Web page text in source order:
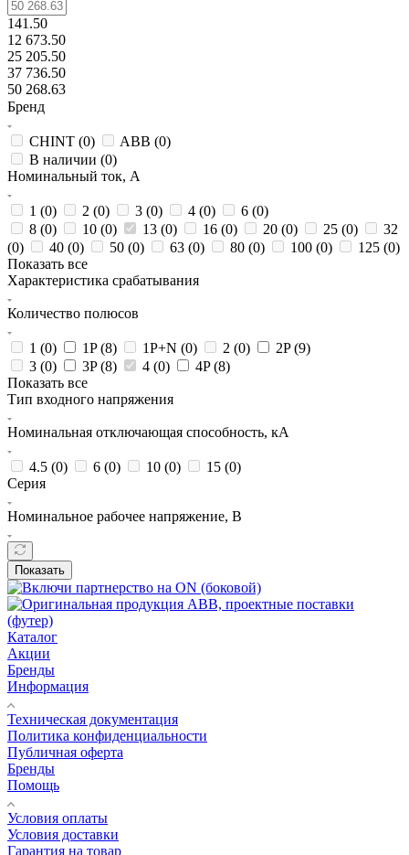
141.50
12 673.50
25 205.50
37 736.50
50 268.63
Бренд
CHINT (0) ABB (0)
В наличии (0)
Номинальный ток, А
1 (0) 2 (0) 3 (0) 4 (0) 6 (0)
8 (0) 10 (0) 13 (0) 16 (0) 20 (0) 25 (0)
32
(0) 40 (0) 50 (0) 63 (0) 80 (0) 100 (0) 125 (0)
Показать все
Характеристика срабатывания
Количество полюсов
1 (0) 1P (8) 1P+N (0) 2 (0) 2P (9)
3 (0) 3P (8) 4 (0) 4P (8)
Показать все
Тип входного напряжения
Номинальная отключающая способность, кА
4.5 (0) 6 (0) 10 (0) 15 (0)
Серия
Номинальное рабочее напряжение, В
Показать
Каталог
Акции
Бренды
Информация
Техническая документация
Политика конфиденциальности
Публичная оферта
Бренды
Помощь
Условия оплаты
Условия доставки
Гарантия на товар